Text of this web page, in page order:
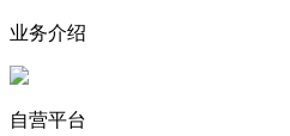
业务介绍
自营平台